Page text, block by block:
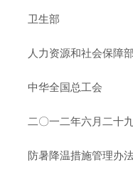
卫生部
人力资源和社会保障部
中华全国总工会
二〇一二年六月二十
防暑降温措施管理办